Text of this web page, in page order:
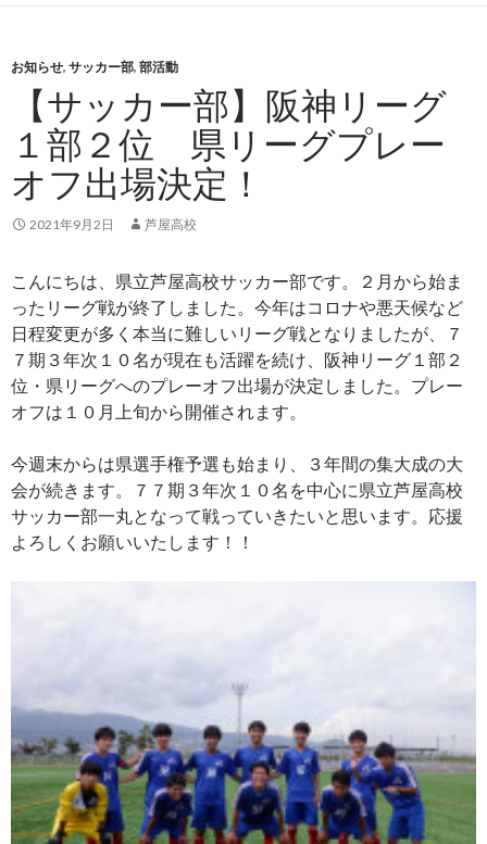
お知らせ, サッカー部, 部活動
【サッカー部】阪神リーグ
１部２位 県リーグプレー
オフ出場決定！
2021年9月2日 芦屋高校
こんにちは、県立芦屋高校サッカー部です。２月から始ま
ったリーグ戦が終了しました。今年はコロナや悪天候など
日程変更が多く本当に難しいリーグ戦となりましたが、７
７期３年次１０名が現在も活躍を続け、阪神リーグ１部２
位・県リーグへのプレーオフ出場が決定しました。プレー
オフは１０月上旬から開催されます。
今週末からは県選手権予選も始まり、３年間の集大成の大
会が続きます。７７期３年次１０名を中心に県立芦屋高校
サッカー部一丸となって戦っていきたいと思います。応援
よろしくお願いいたします！！